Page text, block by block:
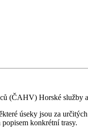
(ČAHV) Horské služby
úseky jsou za
konkrétní trasy.